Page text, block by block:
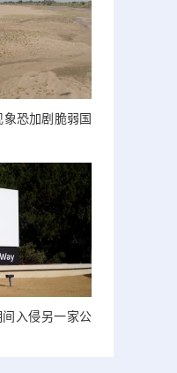
恐加剧脆弱国
间入侵另一家公